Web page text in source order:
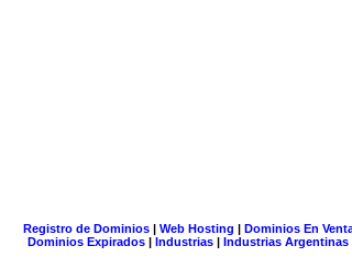
Registro de Dominios| Web Hosting | Dominios En
Dominios Expirados | Industrias | Industrias Argentinas